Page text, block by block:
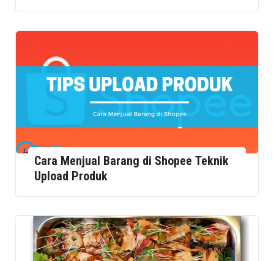
Cara Menjual Barang di Shopee Teknik
Upload Produk